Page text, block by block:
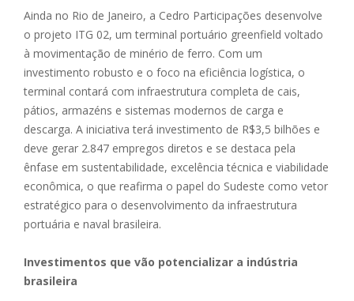
Ainda no Rio de Janeiro, a Cedro Participações desenvolve
o projeto ITG 02, um terminal portuário greenfield voltado
à movimentação de minério de ferro. Com um
investimento robusto e o foco na eficiência logística, o
terminal contará com infraestrutura completa de cais,
pátios, armazéns e sistemas modernos de carga e
descarga. A iniciativa terá investimento de R$3,5 bilhões e
deve gerar 2.847 empregos diretos e se destaca pela
ênfase em sustentabilidade, excelência técnica e viabilidade
econômica, o que reafirma o papel do Sudeste como vetor
estratégico para o desenvolvimento da infraestrutura
portuária e naval brasileira.
Investimentos que vão potencializar a indústria
brasileira